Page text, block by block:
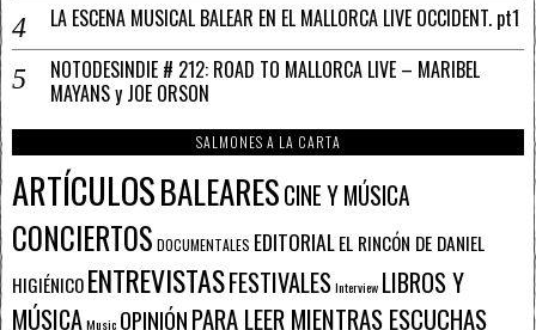
LA ESCENA MUSICAL BALEAR EN EL MALLORCA LIVE OCCIDENT. pt1
NOTODESINDIE # 212: ROAD TO MALLORCA LIVE – MARIBEL
MAYANS y JOE ORSON
SALMONES A LA CARTA
ARTÍCULOSBALEARESCINE Y MÚSICA
CONCIERTOS DOCUMENTALES EDITORIALEL RINCÓN DE DANIEL
HIGIÉNICOENTREVISTASFESTIVALESInterview LIBROS Y
MÚSICAMusic OPINIÓNPARA LEER MIENTRAS ESCUCHAS